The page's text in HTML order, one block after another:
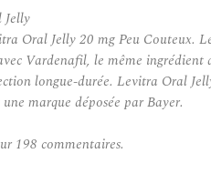
Jelly
Oral Jelly 20 mg Peu Couteux.
Vardenafil, le même
longue-durée. Levitra Oral
marque déposée par Bayer.
198 commentaires.